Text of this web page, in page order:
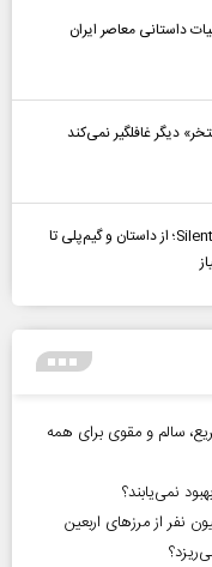
داستانی معاصر ایران
دیگر غافلگیر نمی‌کند
بررسی بازی Silent Hill: Townfall؛ از داستان و گیم‌پلی تا
معرفی ۳۰ صبحانه سریع، سالم و مقوی برای همه
نمی‌یابند؟